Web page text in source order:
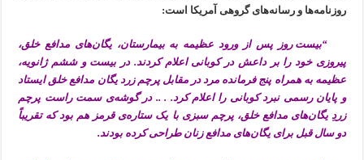
روزنامه‌ها و رسانه‌های گروهی آمریکا است:
“بیست روز پس از ورود عظیمه به بیمارستان، یگان‌های مدافع خلق،
پیروزی خود را بر داعش در کوبانی اعلام کردند. در بیست و ششم ژانویه،
عظیمه به همراه پنج فرمانده مرد در مقابل پرچم زرد یگان‌ مدافع خلق ایستاد
و پایان رسمی نبرد کوبانی را اعلام کرد. . .. در گوشه‌ی سمت راست پرچم
زردِ یگان‌های مدافع خلق، پرچم سبزی با یک ستاره‌ی قرمز هم بود که تقریباً
دو سال قبل برای یگان‌های مدافع زنان طراحی کرده بودند.